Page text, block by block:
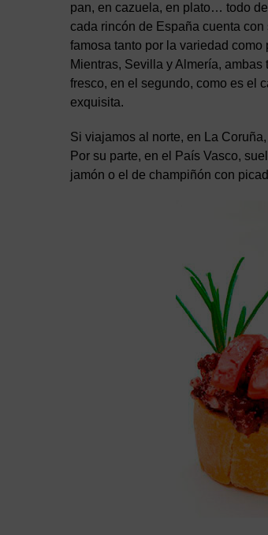
pan, en cazuela, en plato… todo
cada rincón de España cuenta
famosa tanto por la variedad
Mientras, Sevilla y Almería,
fresco, en el segundo, como es el
exquisita.
Si viajamos al norte, en La
Por su parte, en el País Vasco,
jamón o el de champiñón con